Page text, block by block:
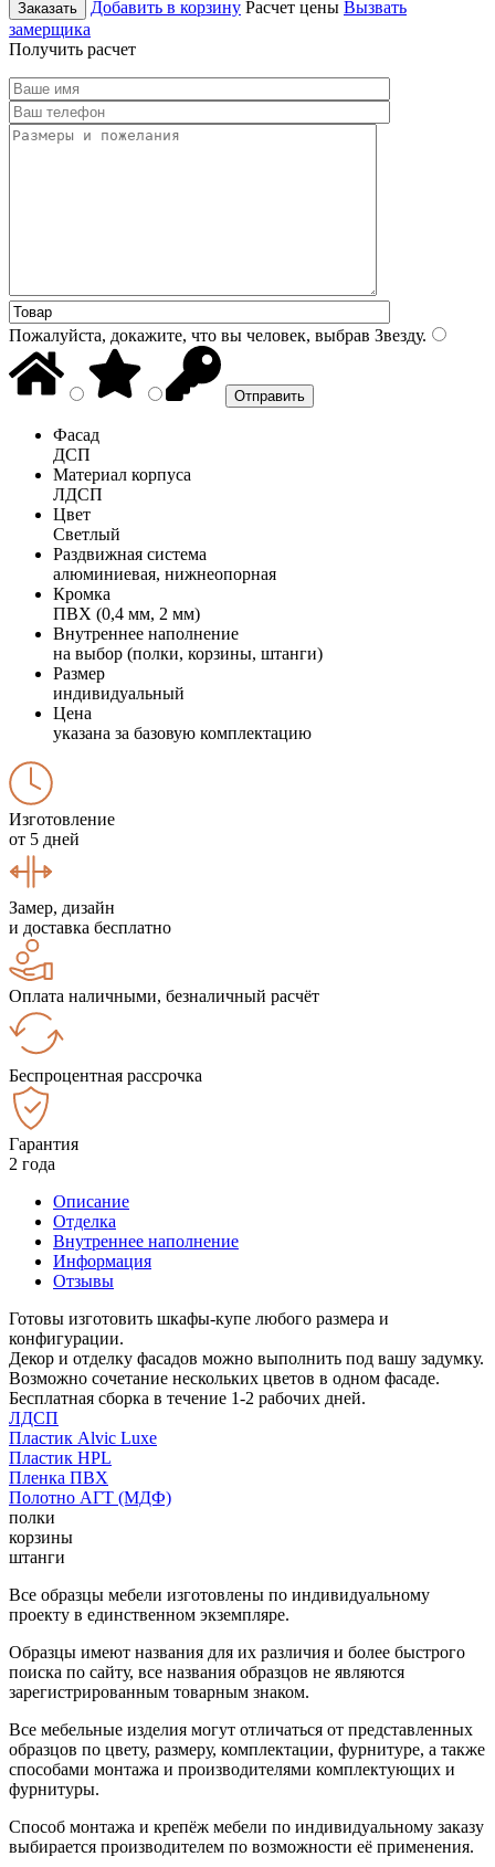
Заказать Добавить в корзину Расчет цены Вызвать
замерщика
Получить расчет
Пожалуйста, докажите, что вы человек, выбрав Звезду.
Фасад
ДСП
Материал корпуса
ЛДСП
Цвет
Светлый
Раздвижная система
алюминиевая, нижнеопорная
Кромка
ПВХ (0,4 мм, 2 мм)
Внутреннее наполнение
на выбор (полки, корзины, штанги)
Размер
индивидуальный
Цена
указана за базовую комплектацию
Изготовление
от 5 дней
Замер, дизайн
и доставка бесплатно
Оплата наличными, безналичный расчёт
Беспроцентная рассрочка
Гарантия
2 года
Описание
Отделка
Внутреннее наполнение
Информация
Отзывы
Готовы изготовить шкафы-купе любого размера и
конфигурации.
Декор и отделку фасадов можно выполнить под вашу задумку.
Возможно сочетание нескольких цветов в одном фасаде.
Бесплатная сборка в течение 1-2 рабочих дней.
ЛДСП
Пластик Alvic Luxe
Пластик HPL
Пленка ПВХ
Полотно АГТ (МДФ)
полки
корзины
штанги
Все образцы мебели изготовлены по индивидуальному
проекту в единственном экземпляре.
Образцы имеют названия для их различия и более быстрого
поиска по сайту, все названия образцов не являются
зарегистрированным товарным знаком.
Все мебельные изделия могут отличаться от представленных
образцов по цвету, размеру, комплектации, фурнитуре, а также
способами монтажа и производителями комплектующих и
фурнитуры.
Способ монтажа и крепёж мебели по индивидуальному заказу
выбирается производителем по возможности её применения.